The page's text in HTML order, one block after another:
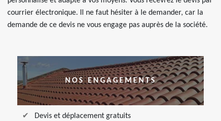
courrier électronique. Il ne faut hésiter à le demander, car la
demande de ce devis ne vous engage pas auprès de la société.
NOS ENGAGEMENTS
Devis et déplacement gratuits